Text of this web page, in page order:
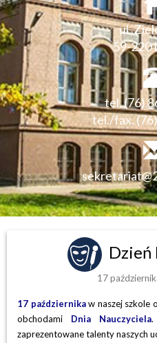
ul.
59-220
tel. (76)
tel./fax.
Dzień
17
17 październikaw naszej szkole
obchodami Dnia Nauczyciela.
zaprezentowane talenty naszych